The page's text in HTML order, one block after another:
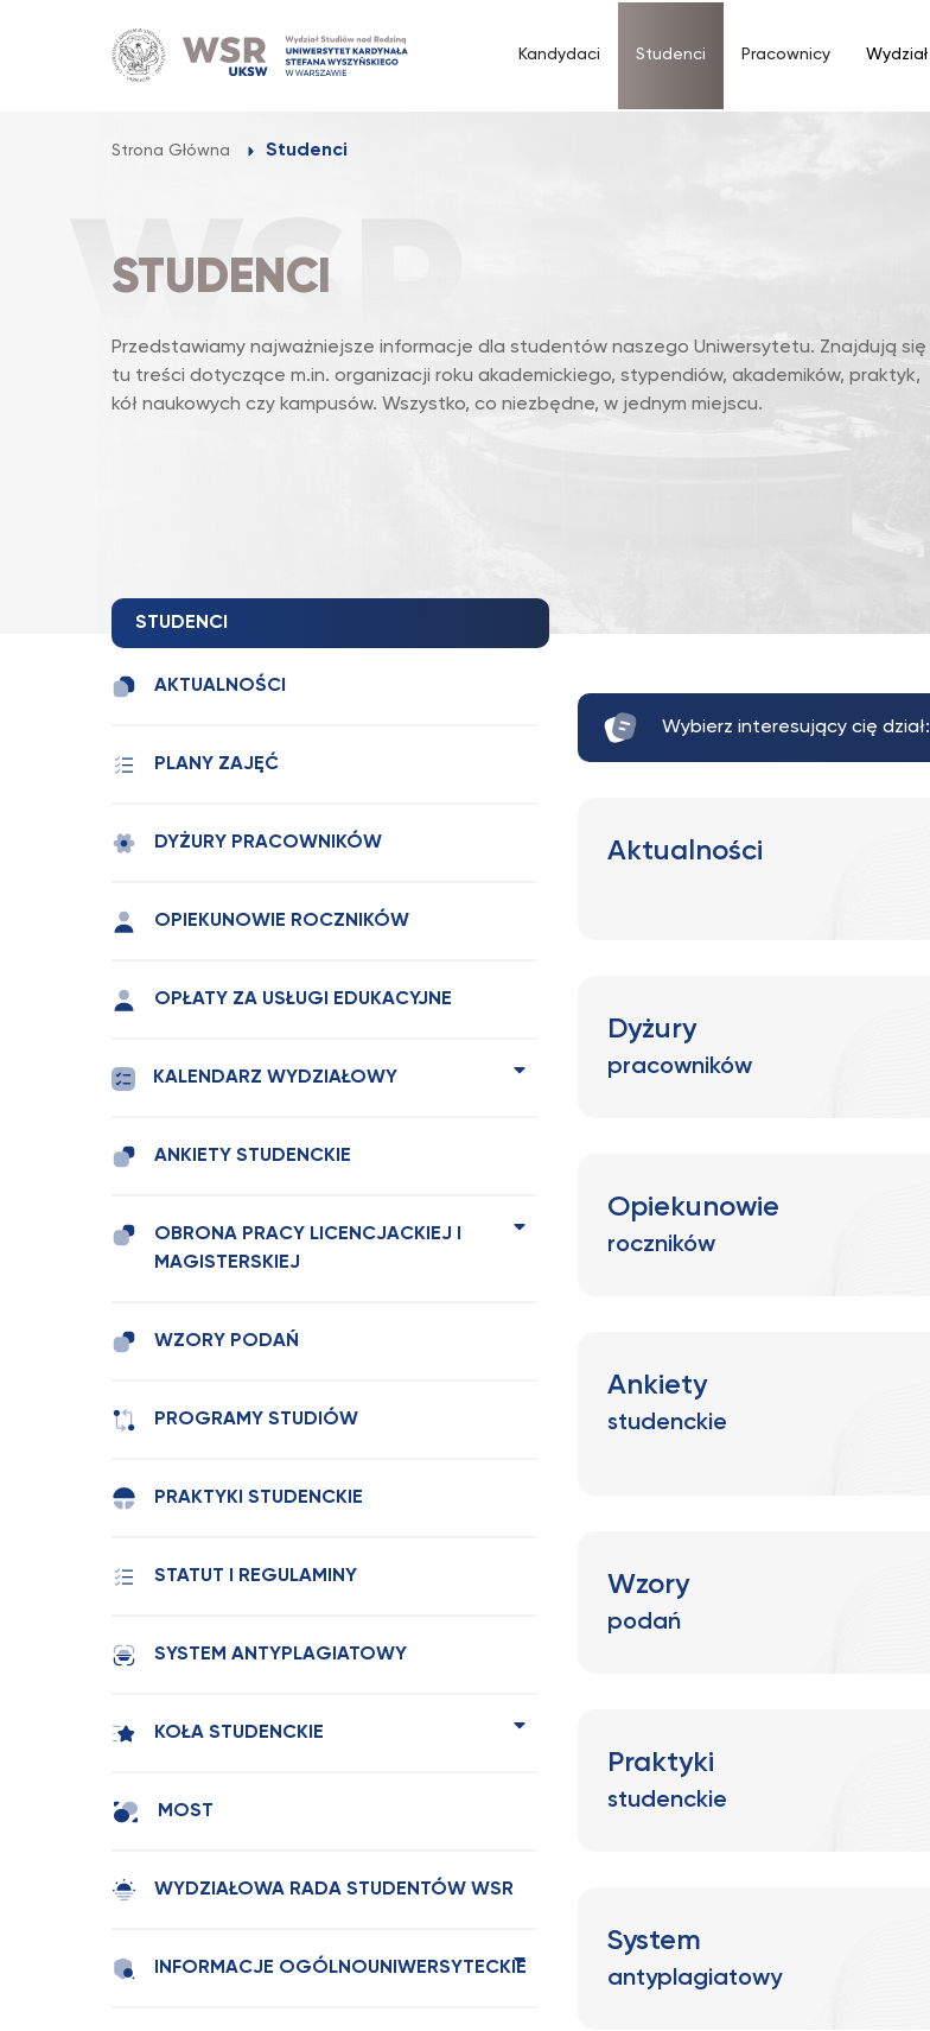
Kandydaci Studenci Pracownicy Wydział
Strona Główna Studenci
STUDENCI
Przedstawiamy najważniejsze informacje dla studentów naszego Uniwersytetu. Znajdują się
tu treści dotyczące m.in. organizacji roku akademickiego, stypendiów, akademików, praktyk,
kół naukowych czy kampusów. Wszystko, co niezbędne, w jednym miejscu.
STUDENCI
AKTUALNOŚCI
PLANY ZAJĘĆ
DYŻURY PRACOWNIKÓW
OPIEKUNOWIE ROCZNIKÓW
OPŁATY ZA USŁUGI EDUKACYJNE
KALENDARZ WYDZIAŁOWY
ANKIETY STUDENCKIE
OBRONA PRACY LICENCJACKIEJ I
MAGISTERSKIEJ
WZORY PODAŃ
PROGRAMY STUDIÓW
PRAKTYKI STUDENCKIE
STATUT I REGULAMINY
SYSTEM ANTYPLAGIATOWY
KOŁA STUDENCKIE
MOST
WYDZIAŁOWA RADA STUDENTÓW WSR
INFORMACJE OGÓLNOUNIWERSYTECKIE
Wybierz interesujący cię dział:
Aktualności
Dyżury
pracowników
Opiekunowie
roczników
Ankiety
studenckie
Wzory
podań
Praktyki
studenckie
System
antyplagiatowy